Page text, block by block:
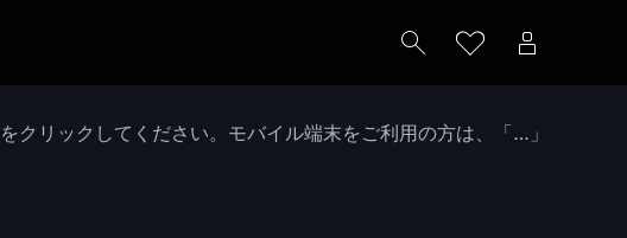
リックしてください。モバイル端末をご利用の方は、「…」